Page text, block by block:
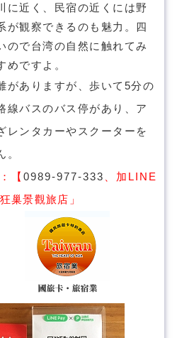
に近く、民宿の近くには野
が観察できるのも魅力。四
ので台湾の自然に触れてみ
めですよ。
がありますが、歩いて5分の
線バスのバス停があり、ア
レンタカーやスクーターを
ません。
【 0989-977-333
加LINE
巢景觀旅店 」